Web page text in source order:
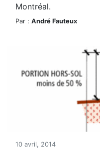
Montréal.
Par : André Fauteux
10 avril, 2014